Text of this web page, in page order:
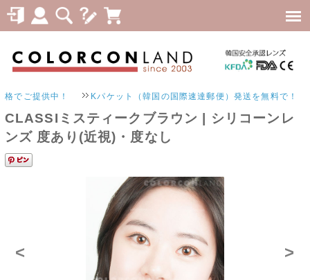
供中！ Kパケット（韓国の国際速達郵便）発送を無料で！
CLASSIミスティークブラウン | シリコーンレ
ンズ 度あり(近視)・度なし
< >